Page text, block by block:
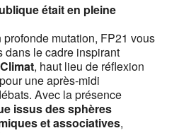
était en pleine
mutation, FP21 vous
dans le cadre inspirant
, haut lieu de réflexion
une après-midi
Avec la présence
issus des sphères
et associatives,